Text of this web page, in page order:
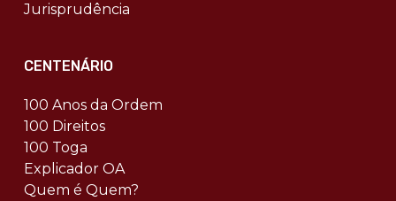
Jurisprudência
CENTENÁRIO
100 Anos da Ordem
100 Direitos
100 Toga
Explicador OA
Quem é Quem?